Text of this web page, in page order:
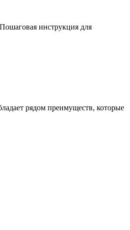
инструкция для
рядом преимуществ, которые